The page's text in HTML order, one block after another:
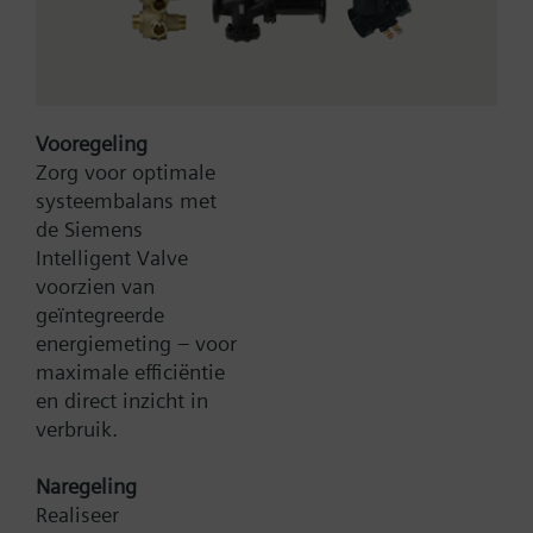
Type:
Artikel-Nr.:
Documenten
Vooregeling
Zorg voor optimale
systeembalans met
de Siemens
Intelligent Valve
voorzien van
geïntegreerde
energiemeting – voor
maximale efficiëntie
en direct inzicht in
verbruik.
Naregeling
Realiseer
Contact